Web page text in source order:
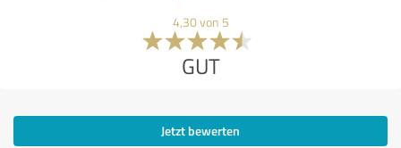
4,30 von 5
GUT
Jetzt bewerten